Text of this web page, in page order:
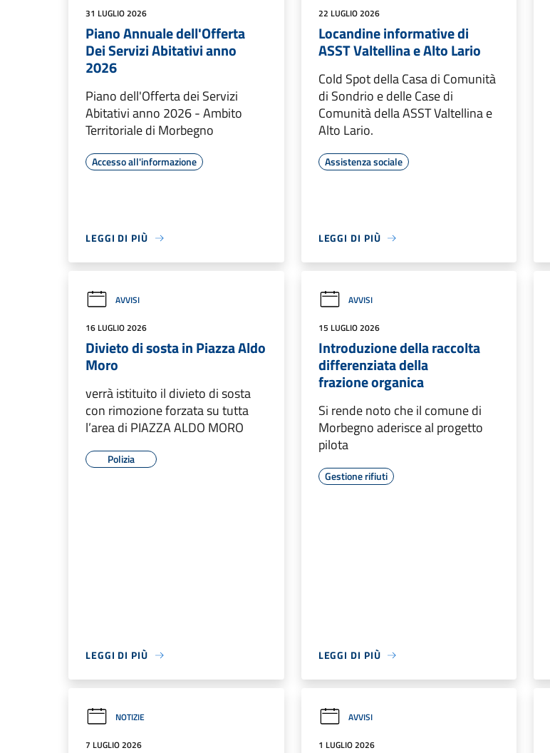
31 LUGLIO 2026
Piano Annuale dell'Offerta
Dei Servizi Abitativi anno
2026
Piano dell'Offerta dei Servizi
Abitativi anno 2026 - Ambito
Territoriale di Morbegno
Accesso all'informazione
LEGGI DI PIÙ
22 LUGLIO 2026
Locandine informative di
ASST Valtellina e Alto Lario
Cold Spot della Casa di Comunità
di Sondrio e delle Case di
Comunità della ASST Valtellina e
Alto Lario.
Assistenza sociale
LEGGI DI PIÙ
AVVISI
16 LUGLIO 2026
Divieto di sosta in Piazza Aldo
Moro
verrà istituito il divieto di sosta
con rimozione forzata su tutta
l’area di PIAZZA ALDO MORO
Polizia
LEGGI DI PIÙ
AVVISI
15 LUGLIO 2026
Introduzione della raccolta
differenziata della
frazione organica
Si rende noto che il comune di
Morbegno aderisce al progetto
pilota
Gestione rifiuti
LEGGI DI PIÙ
NOTIZIE
7 LUGLIO 2026
AVVISI
1 LUGLIO 2026